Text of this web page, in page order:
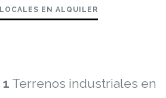
LOCALES EN ALQUILER
1 Terrenos industriales en